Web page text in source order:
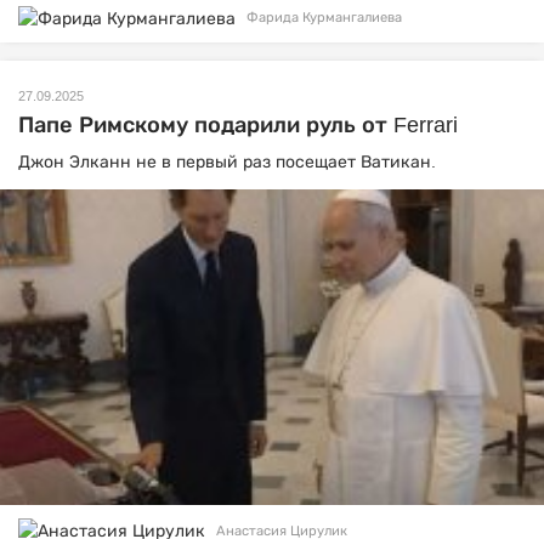
Фарида Курмангалиева
27.09.2025
Папе Римскому подарили руль от Ferrari
Джон Элканн не в первый раз посещает Ватикан.
Анастасия Цирулик